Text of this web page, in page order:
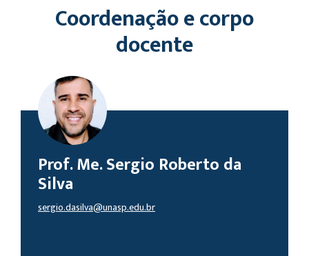
Coordenação e corpo
docente
Prof. Me. Sergio Roberto da
Silva
sergio.dasilva@unasp.edu.br